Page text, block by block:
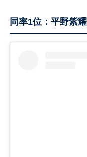
同率1位：平野紫耀